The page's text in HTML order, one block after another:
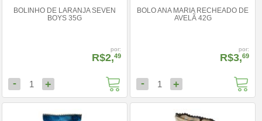
BOLINHO DE LARANJA SEVEN
BOYS 35G
por:
R$2,49
- 1 +
BOLO ANA MARIA RECHEADO DE
AVELÃ 42G
por:
R$3,69
- 1 +